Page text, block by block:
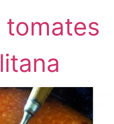
tomates